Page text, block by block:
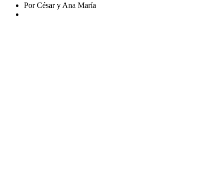
Por César y Ana María